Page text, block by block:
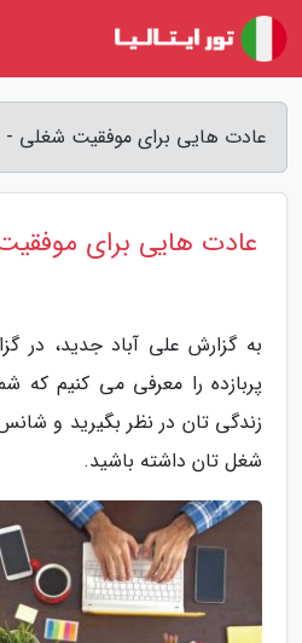
عادت هایی برای موفقیت شغلی -
عادت هایی برای
به گزارش علی آباد جدید، در
پربازده را معرفی می کنیم که
زندگی تان در نظر بگیرید و
شغل تان داشته باشید.